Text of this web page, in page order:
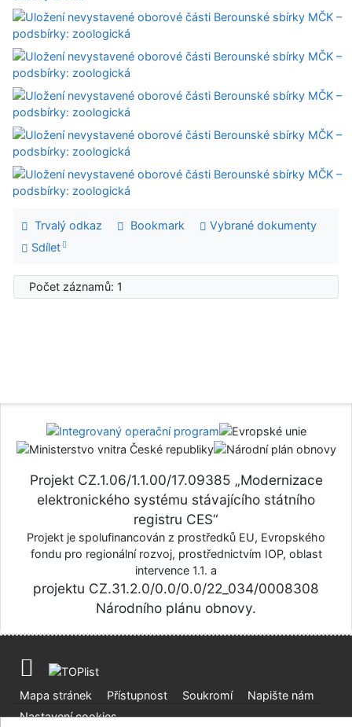
Trvalý odkaz Bookmark
Vybrané dokumenty
Sdílet
Počet záznamů: 1
Projekt CZ.1.06/1.1.00/17.09385 „Modernizace
elektronického systému stávajícího státního
registru CES“
Projekt je spolufinancován z prostředků EU, Evropského
fondu pro regionální rozvoj, prostřednictvím IOP, oblast
intervence 1.1. a
projektu CZ.31.2.0/0.0/0.0/22_034/0008308
Národního plánu obnovy.
Mapa stránek Přístupnost Soukromí
Napište nám
Nastavení cookies